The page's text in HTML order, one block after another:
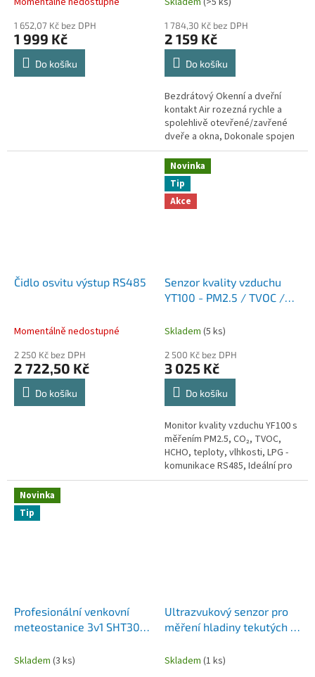
1 652,07 Kč bez DPH
1 999 Kč
Do košíku
1 784,30 Kč bez DPH
2 159 Kč
Do košíku
Bezdrátový Okenní a dveřní
kontakt Air rozezná rychle a
spolehlivě otevřené/zavřené
dveře a okna, Dokonale spojen
s chytrým domem od Loxone
přinese více pohodlí,
bezpečnosti a...
Čidlo osvitu výstup RS485
Momentálně nedostupné
2 250 Kč bez DPH
2 722,50 Kč
Do košíku
Novinka
Tip
Akce
Senzor kvality vzduchu
YT100 - PM2.5 / TVOC /
/ teplota / vlhkost / LPG -
Skladem (5 ks)
2 500 Kč bez DPH
3 025 Kč
Do košíku
Monitor kvality vzduchu YF100 s
měřením PM2.5, CO₂, TVOC,
HCHO, teploty, vlhkosti, LPG -
komunikace RS485, Ideální pro
Smart Building.
Novinka
Tip
Profesionální venkovní
meteostanice 3v1 SHT30 –
vlhkosti a atmosférického
Skladem (3 ks)
Ultrazvukový senzor pro
měření hladiny tekutých a
RS485 (Acat Co.)
Skladem (1 ks)